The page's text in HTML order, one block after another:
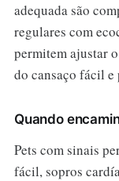
adequada são
regulares com
permitem ajustar
do cansaço fácil
Quando
Pets com sinais
fácil, sopros